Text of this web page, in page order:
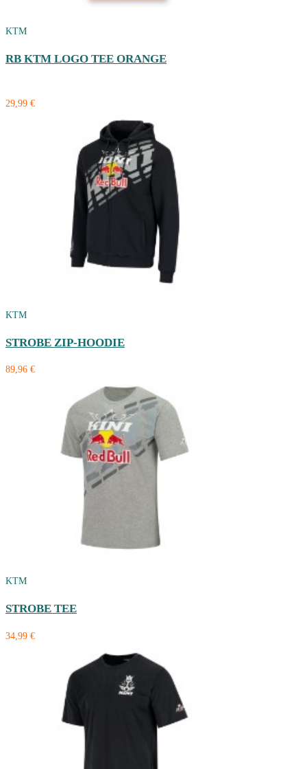
KTM
RB KTM LOGO TEE ORANGE
29,99 €
KTM
STROBE ZIP-HOODIE
89,96 €
KTM
STROBE TEE
34,99 €